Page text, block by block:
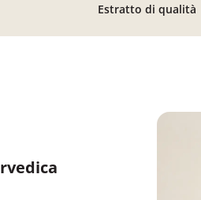
Estratto di qualità